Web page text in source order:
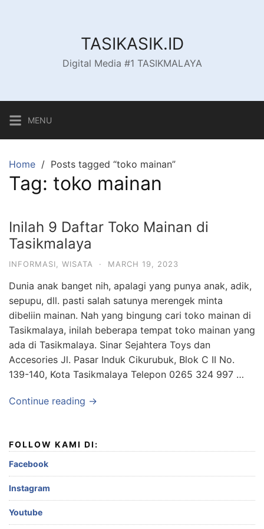
TASIKASIK.ID
Digital Media #1 TASIKMALAYA
MENU
Home Posts tagged “toko mainan”
Tag: toko mainan
Inilah 9 Daftar Toko Mainan di
Tasikmalaya
INFORMASI WISATA · MARCH 19, 2023
Dunia anak banget nih, apalagi yang punya anak, adik,
sepupu, dll. pasti salah satunya merengek minta
dibeliin mainan. Nah yang bingung cari toko mainan di
Tasikmalaya, inilah beberapa tempat toko mainan yang
ada di Tasikmalaya. Sinar Sejahtera Toys dan
Accesories Jl. Pasar Induk Cikurubuk, Blok C II No.
139-140, Kota Tasikmalaya Telepon 0265 324 997 …
Continue reading →
FOLLOW KAMI DI:
Facebook
Instagram
Youtube